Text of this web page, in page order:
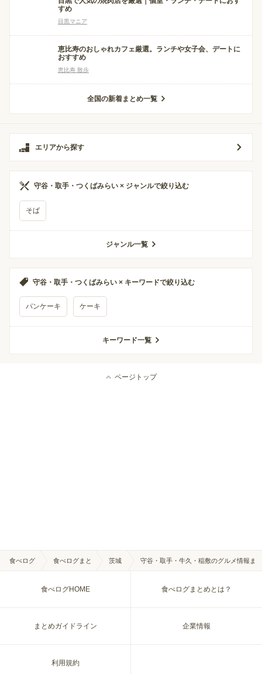
すめ
目黒マニア
恵比寿のおしゃれカフェ厳選。ランチや女子会、デートに
おすすめ
恵比寿 散歩
全国の新着まとめ一覧
エリアから探す
守谷・取手・つくばみらい × ジャンルで絞り込む
そば
ジャンル一覧
守谷・取手・つくばみらい × キーワードで絞り込む
パンケーキ ケーキ
キーワード一覧
ページトップ
食べログ 食べログまと 茨城 守谷・取手・牛久・稲敷のグルメ情報ま
食べログHOME 食べログまとめとは？
まとめガイドライン 企業情報
利用規約